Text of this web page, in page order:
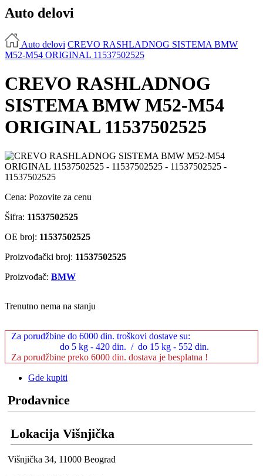
Auto delovi
Auto delovi CREVO RASHLADNOG SISTEMA BMW
M52-M54 ORIGINAL 11537502525
CREVO RASHLADNOG
SISTEMA BMW M52-M54
ORIGINAL 11537502525
Cena: Pozovite za cenu
Šifra: 11537502525
OE broj: 11537502525
Proizvođački broj: 11537502525
Proizvođač: BMW
Trenutno nema na stanju
Za porudžbine do 6000 din. troškovi dostave su:
do 5 kg - 420 din. / do 15 kg - 552 din.
Za porudžbine preko 6000 din. dostava je besplatna !
Gde kupiti
Prodavnice
Lokacija Višnjička
Višnjička 34, 11000 Beograd